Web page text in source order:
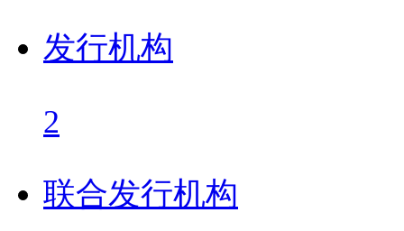
发行机构
2
联合发行机构